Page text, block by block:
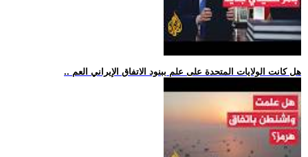
.. هل كانت الولايات المتحدة على علم ببنود الاتفاق الإيراني العم